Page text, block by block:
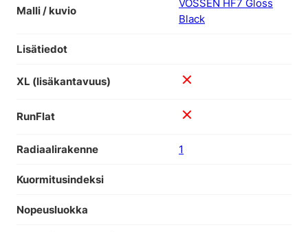
Malli / kuvio
VOSSEN HF7 Gloss
Black
Lisätiedot
XL (lisäkantavuus)
RunFlat
Radiaalirakenne 1
Kuormitusindeksi
Nopeusluokka